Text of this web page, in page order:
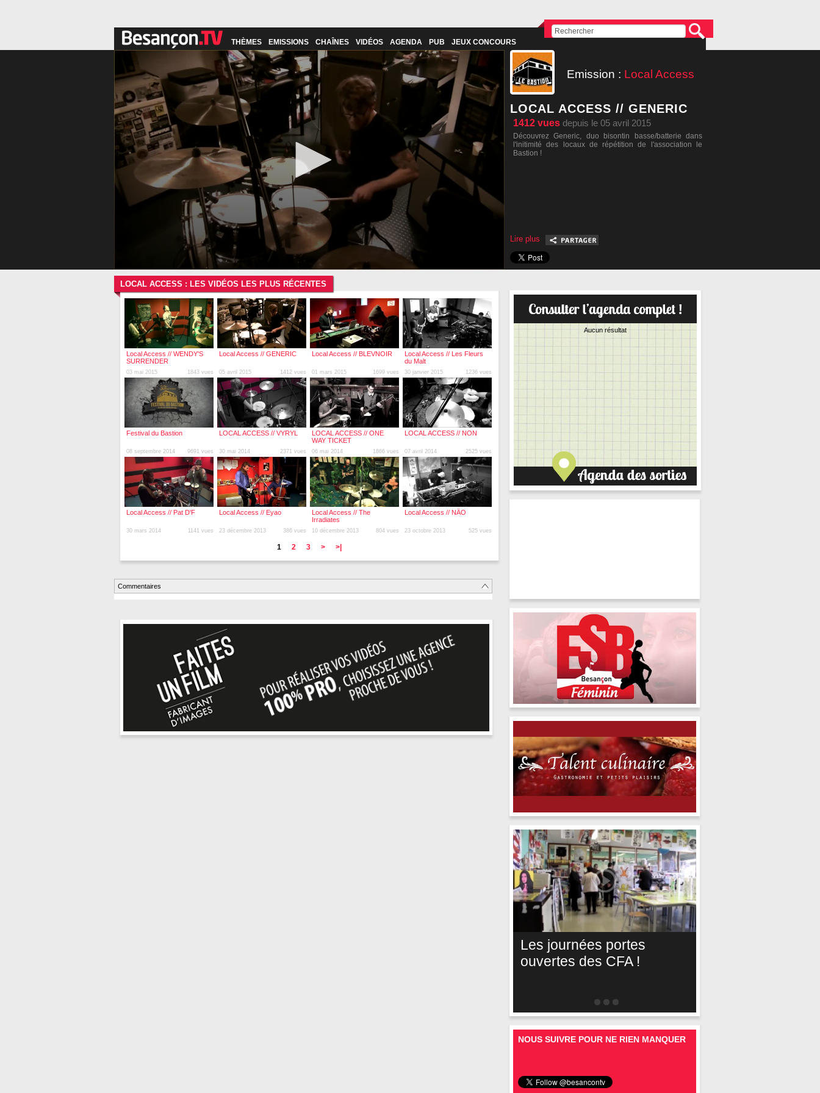
THÈMES EMISSIONS CHAÎNES VIDÉOS AGENDA PUB JEUX CONCOURS
Emission : Local Access
LOCAL ACCESS // GENERIC
1412 vues depuis le 05 avril 2015
Découvrez Generic, duo bisontin basse/batterie dans
l'initimité des locaux de répétition de l'association le
Bastion !
Lire plus
LOCAL ACCESS : LES VIDÉOS LES PLUS RÉCENTES
Local Access // WENDY'S
SURRENDER
03 mai 2015 1843 vues
Local Access // GENERIC
05 avril 2015 1412 vues
Local Access // BLEVNOIR
01 mars 2015 1699 vues
Local Access // Les Fleurs
du Malt
30 janvier 2015 1236 vues
Festival du Bastion
08 septembre 2014 9691 vues
LOCAL ACCESS // VYRYL
30 mai 2014 2371 vues
LOCAL ACCESS // ONE
WAY TICKET
06 mai 2014 1866 vues
LOCAL ACCESS // NON
07 avril 2014 2525 vues
Local Access // Pat D'F
30 mars 2014 1141 vues
Local Access // Eyao
23 décembre 2013 386 vues
Local Access // The
Irradiates
10 décembre 2013 804 vues
Local Access // NÄO
23 octobre 2013 525 vues
1 2 3 > >|
Commentaires
Aucun résultat
Les journées portes
ouvertes des CFA !
NOUS SUIVRE POUR NE RIEN MANQUER